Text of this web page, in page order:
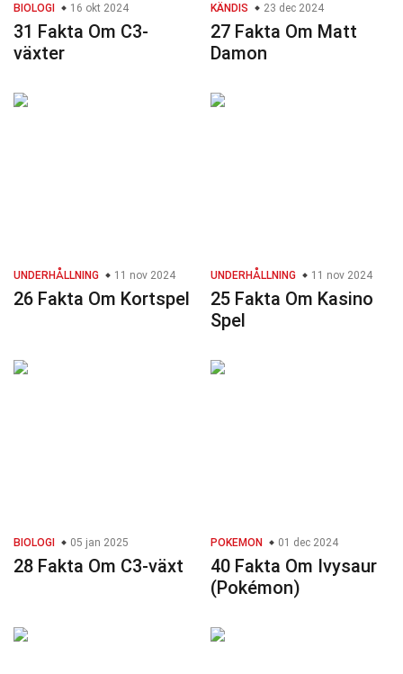
BIOLOGI 16 okt 2024
31 Fakta Om C3-
växter
KÄNDIS 23 dec 2024
27 Fakta Om Matt
Damon
UNDERHÅLLNING 11 nov 2024
26 Fakta Om Kortspel
UNDERHÅLLNING 11 nov 2024
25 Fakta Om Kasino
Spel
BIOLOGI 05 jan 2025
28 Fakta Om C3-växt
POKEMON 01 dec 2024
40 Fakta Om Ivysaur
(Pokémon)